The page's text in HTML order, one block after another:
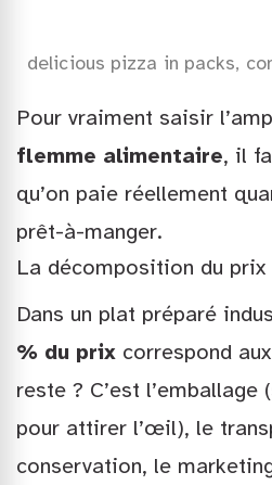
delicious pizza in packs,
Pour vraiment saisir
flemme alimentaire, il
qu’on paie réellement
prêt-à-manger.
La décomposition du prix
Dans un plat préparé
% du prix correspond
reste ? C’est
pour attirer l’œil), le
conservation, le